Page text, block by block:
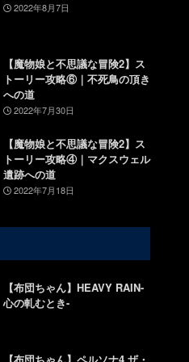
2022年8月7日
【魔物娘と不思議な冒険2】ス
トーリー攻略⑥｜不死鳥の頂き
への道
2022年7月30日
【魔物娘と不思議な冒険2】ス
トーリー攻略④｜マクスウェル
遺跡への道
2022年7月18日
【布団ちゃん】HEAVY RAIN-
心の軋むとき-
【布団ちゃん】ペルソナ4 ザ・